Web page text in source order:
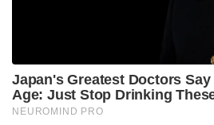
2023ൽ ധനശ്രീ
ഒഴിവാക്കിയതോടെയാണ്
വേർപിരിയുകയാണെന്ന
ഡിസംബറിലാണ് ചാഹലും
വിവാഹിതാരായത്. ലോക്ക് ഡൗൺ